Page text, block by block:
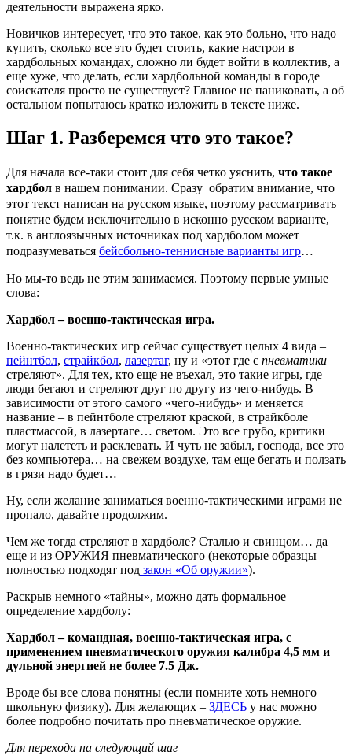
деятельности выражена ярко.
Новичков интересует, что это такое, как это больно, что надо
купить, сколько все это будет стоить, какие настрои в
хардбольных командах, сложно ли будет войти в коллектив, а
еще хуже, что делать, если хардбольной команды в городе
соискателя просто не существует? Главное не паниковать, а об
остальном попытаюсь кратко изложить в тексте ниже.
Шаг 1. Разберемся что это такое?
Для начала все-таки стоит для себя четко уяснить, что такое
хардбол в нашем понимании. Сразу обратим внимание, что
этот текст написан на русском языке, поэтому рассматривать
понятие будем исключительно в исконно русском варианте,
т.к. в англоязычных источниках под хардболом может
подразумеваться бейсбольно-теннисные варианты игр…
Но мы-то ведь не этим занимаемся. Поэтому первые умные
слова:
Хардбол – военно-тактическая игра.
Военно-тактических игр сейчас существует целых 4 вида –
пейнтбол, страйкбол, лазертаг, ну и «этот где с пневматики
стреляют». Для тех, кто еще не въехал, это такие игры, где
люди бегают и стреляют друг по другу из чего-нибудь. В
зависимости от этого самого «чего-нибудь» и меняется
название – в пейнтболе стреляют краской, в страйкболе
пластмассой, в лазертаге… светом. Это все грубо, критики
могут налететь и расклевать. И чуть не забыл, господа, все это
без компьютера… на свежем воздухе, там еще бегать и ползать
в грязи надо будет…
Ну, если желание заниматься военно-тактическими играми не
пропало, давайте продолжим.
Чем же тогда стреляют в хардболе? Сталью и свинцом… да
еще и из ОРУЖИЯ пневматического (некоторые образцы
полностью подходят под закон «Об оружии»).
Раскрыв немного «тайны», можно дать формальное
определение хардболу:
Хардбол – командная, военно-тактическая игра, с
применением пневматического оружия калибра 4,5 мм и
дульной энергией не более 7.5 Дж.
Вроде бы все слова понятны (если помните хоть немного
школьную физику). Для желающих – ЗДЕСЬ у нас можно
более подробно почитать про пневматическое оружие.
Для перехода на следующий шаг –